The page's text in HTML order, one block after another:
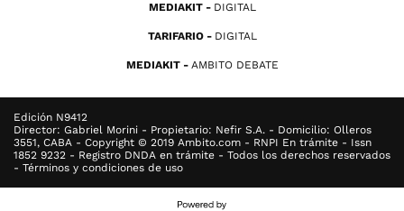
MEDIAKIT DIGITAL
TARIFARIO DIGITAL
MEDIAKIT AMBITO DEBATE
Edición N9412
Director: Gabriel Morini - Propietario: Nefir S.A. - Domicilio: Olleros
3551, CABA - Copyright © 2019 Ambito.com - RNPI En trámite - Issn
1852 9232 - Registro DNDA en trámite - Todos los derechos reservados
- Términos y condiciones de uso